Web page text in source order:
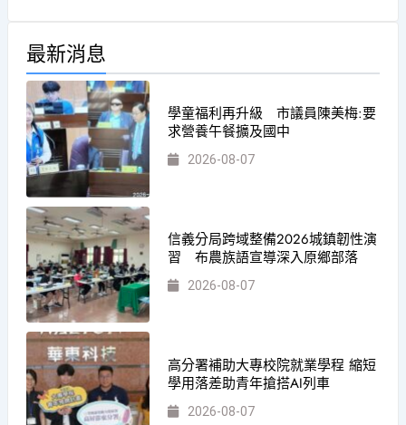
最新消息
學童福利再升級 市議員陳美梅:要
求營養午餐擴及國中
2026-08-07
信義分局跨域整備2026城鎮韌性演
習 布農族語宣導深入原鄉部落
2026-08-07
高分署補助大專校院就業學程 縮短
學用落差助青年搶搭AI列車
2026-08-07